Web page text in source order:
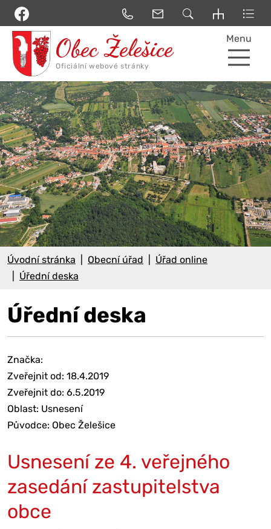
Menu
Úvodní stránka Obecní úřad
Úřad online
Úřední deska
Úřední deska
Značka:
Zveřejnit od: 18.4.2019
Zveřejnit do: 6.5.2019
Oblast: Usnesení
Původce: Obec Želešice
Usnesení ze 4. veřejného
zasedání zastupitelstva
obce